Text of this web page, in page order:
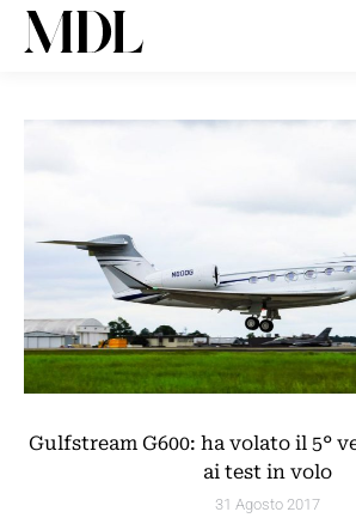
Gulfstream G600: ha volato il 5°
ai test in volo
31 Agosto 2017